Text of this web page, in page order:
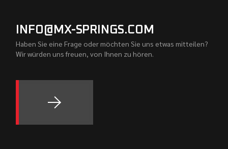
INFO@MX-SPRINGS.COM
Haben Sie eine Frage oder möchten Sie uns etwas mitteilen?
Wir würden uns freuen, von Ihnen zu hören.